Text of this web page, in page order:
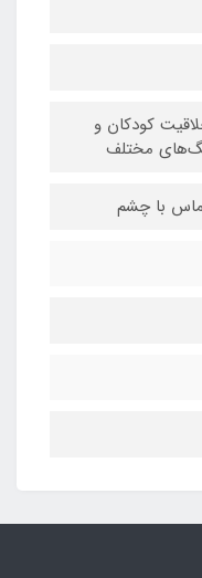
کودکان و
مختلف
با چشم